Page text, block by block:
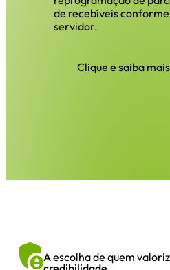
de recebíveis
servidor.
Clique e saiba mais
A escolha de quem